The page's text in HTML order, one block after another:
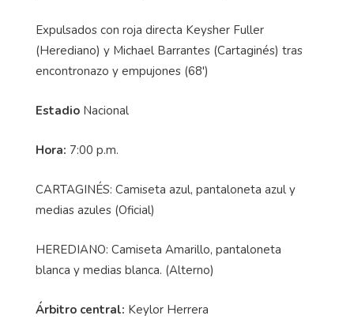
Expulsados con roja directa Keysher Fuller
(Herediano) y Michael Barrantes (Cartaginés) tras
encontronazo y empujones (68')
Estadio Nacional
Hora: 7:00 p.m.
CARTAGINÉS: Camiseta azul, pantaloneta azul y
medias azules (Oficial)
HEREDIANO: Camiseta Amarillo, pantaloneta
blanca y medias blanca. (Alterno)
Árbitro central: Keylor Herrera